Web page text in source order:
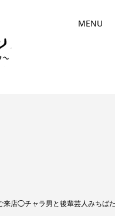
MENU
来店◯チャラ男と後輩芸人みちば